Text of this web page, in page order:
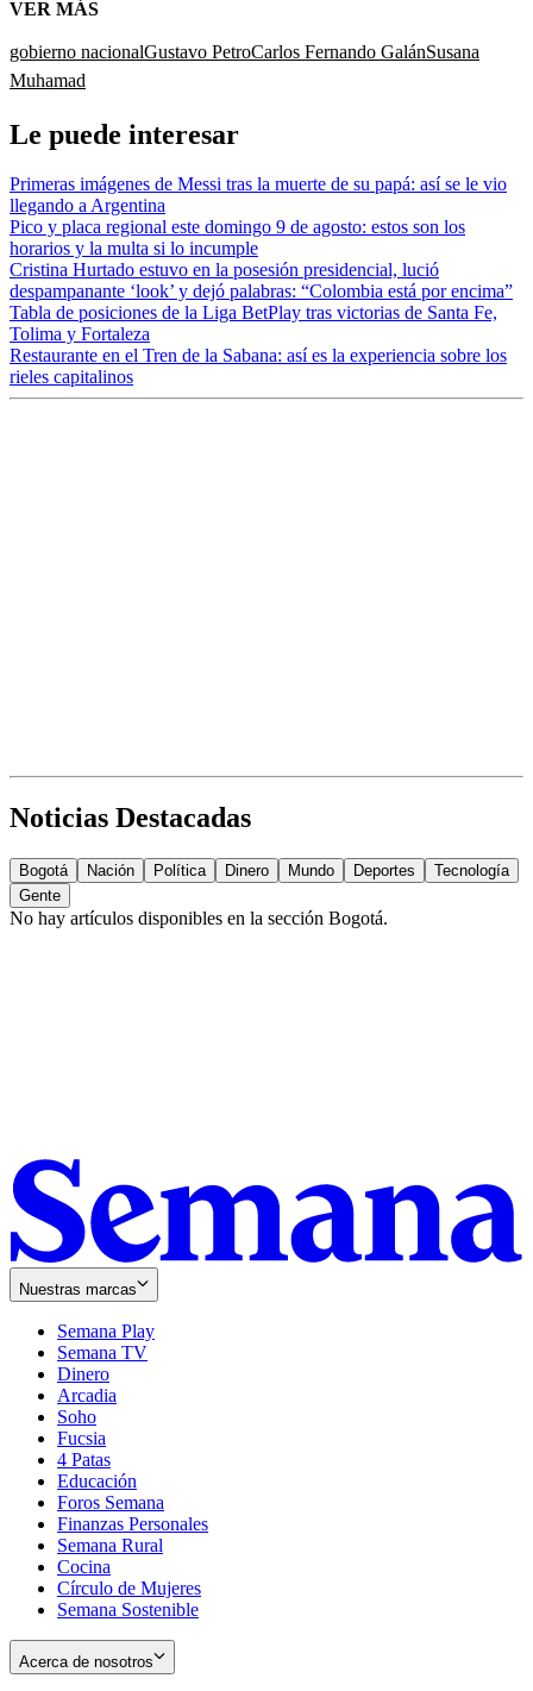
VER MÁS
gobierno nacionalGustavo PetroCarlos Fernando GalánSusana
Muhamad
Le puede interesar
Primeras imágenes de Messi tras la muerte de su papá: así se le vio
llegando a Argentina
Pico y placa regional este domingo 9 de agosto: estos son los
horarios y la multa si lo incumple
Cristina Hurtado estuvo en la posesión presidencial, lució
despampanante ‘look’ y dejó palabras: “Colombia está por encima”
Tabla de posiciones de la Liga BetPlay tras victorias de Santa Fe,
Tolima y Fortaleza
Restaurante en el Tren de la Sabana: así es la experiencia sobre los
rieles capitalinos
Noticias Destacadas
Bogotá Nación Política Dinero Mundo Deportes
Tecnología
Gente
No hay artículos disponibles en la sección Bogotá.
Nuestras marcas
Semana Play
Semana TV
Dinero
Arcadia
Soho
in
new
window
Fucsia
in
new
window
4 Patas
Educación
Foros Semana
Finanzas Personales
Semana Rural
Cocina
Círculo de Mujeres
Semana Sostenible
Acerca de nosotros